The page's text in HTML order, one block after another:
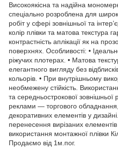
Високоякісна та надійна
спеціально розроблена для
робіт у сфері зовнішньої та
колір плівки та матова текстура
контрастність аплікації як на
поверхнях. Особливості: •
ріжучих плотерах. • Матова
елегантного вигляду без
кольорів. • При внутрішньому
необмежену стійкість.
та середньострокової зовнішньої
реклами — торгового
декоративних елементів у
перенесення вирізаних
використання монтажної плівки
Продаємо від 1м.пог.